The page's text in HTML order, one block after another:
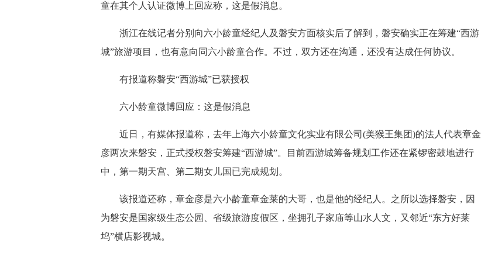
童在其个人认证微博上回应称，这是假消息。
浙江在线记者分别向六小龄童经纪人及磐安方面核实后了解到，磐安确实正在筹建“西游
城”旅游项目，也有意向同六小龄童合作。不过，双方还在沟通，还没有达成任何协议。
有报道称磐安“西游城”已获授权
六小龄童微博回应：这是假消息
近日，有媒体报道称，去年上海六小龄童文化实业有限公司(美猴王集团)的法人代表章金
彦两次来磐安，正式授权磐安筹建“西游城”。目前西游城筹备规划工作还在紧锣密鼓地进行
中，第一期天宫、第二期女儿国已完成规划。
该报道还称，章金彦是六小龄童章金莱的大哥，也是他的经纪人。之所以选择磐安，因
为磐安是国家级生态公园、省级旅游度假区，坐拥孔子家庙等山水人文，又邻近“东方好莱
坞”横店影视城。